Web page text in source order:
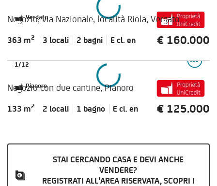
Vergato
Negozio, via Nazionale, località Riola, Vergato
363 m2 3 locali 2 bagni E cl. en € 160.000
Pianoro
1/12
Negozio con due cantine, Pianoro
133 m2 2 locali 1 bagno E cl. en € 125.000
STAI CERCANDO CASA E DEVI ANCHE
VENDERE?
REGISTRATI ALL'AREA RISERVATA, SCOPRI I